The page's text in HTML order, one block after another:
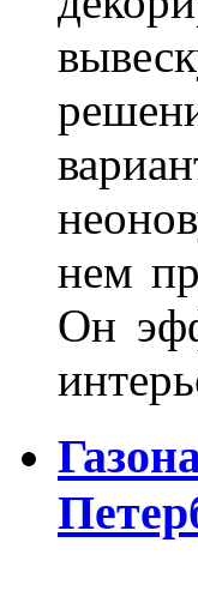
нем
Он